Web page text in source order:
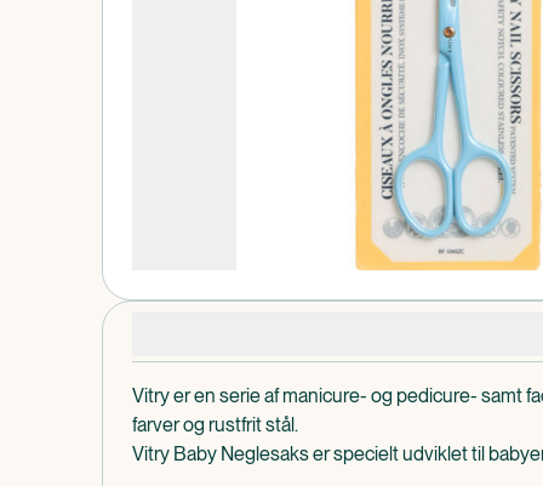
Vitry er en serie af manicure- og pedicure- samt
farver og rustfrit stål.
Vitry Baby Neglesaks er specielt udviklet til